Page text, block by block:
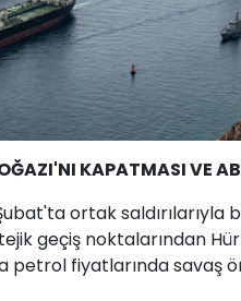
KAPATMASI VE
ortak saldırılarıyla
geçiş noktalarından
petrol fiyatlarında savaş